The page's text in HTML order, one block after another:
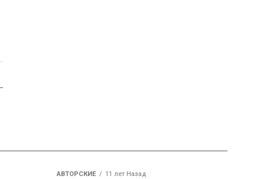
АВТОРСКИЕ 11 лет Назад